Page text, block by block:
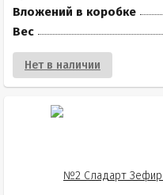
Вложений в коробке
Вес
Нет в наличии